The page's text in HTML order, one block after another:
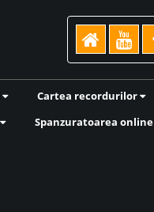
Cartea recordurilor
Spanzuratoarea online